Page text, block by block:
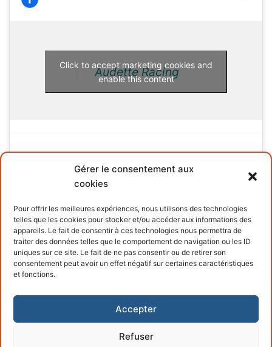
Gérer le consentement aux
cookies
Pour offrir les meilleures expériences, nous utilisons des technologies
telles que les cookies pour stocker et/ou accéder aux informations des
appareils. Le fait de consentir à ces technologies nous permettra de
traiter des données telles que le comportement de navigation ou les ID
uniques sur ce site. Le fait de ne pas consentir ou de retirer son
consentement peut avoir un effet négatif sur certaines caractéristiques
et fonctions.
Accepter
Refuser
Audette Racing
Click to accept marketing cookies and
enable this content
INFORMATIONS
Terms and conditions
Cookies policy
Copyright © 2026 – Powered byCustomify